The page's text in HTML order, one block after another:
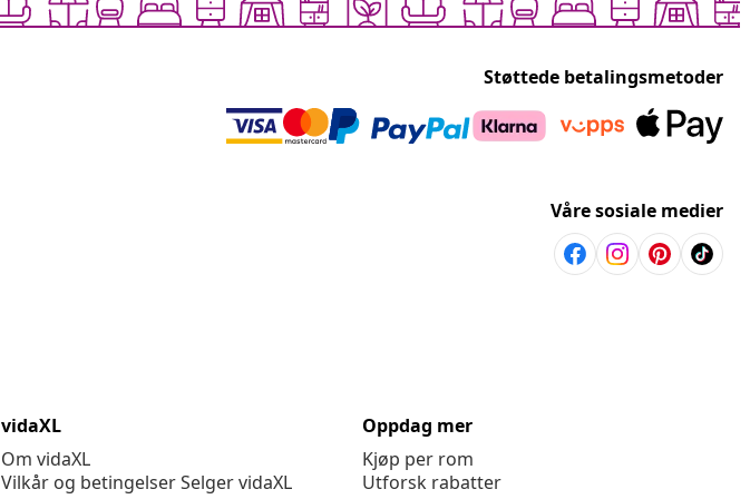
Støttede betalingsmetoder
Våre sosiale medier
vidaXL
Om vidaXL
Vilkår og betingelser Selger vidaXL
Oppdag mer
Kjøp per rom
Utforsk rabatter